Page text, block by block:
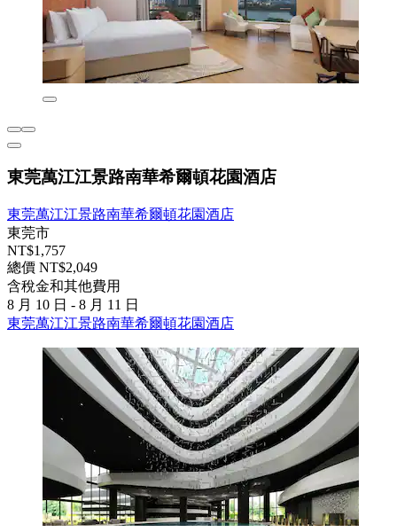
東莞萬江江景路南華希爾頓花園酒店
東莞萬江江景路南華希爾頓花園酒店
東莞市
NT$1,757
總價 NT$2,049
含稅金和其他費用
8 月 10 日 - 8 月 11 日
東莞萬江江景路南華希爾頓花園酒店